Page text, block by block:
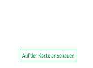
Auf der Karte anschauen